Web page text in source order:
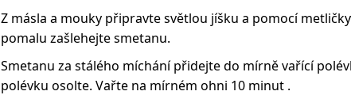
Z másla a mouky připravte světlou jíšku a pomocí
pomalu zašlehejte smetanu.
Smetanu za stálého míchání přidejte do mírně vařící
polévku osolte. Vařte na mírném ohni 10 minut .